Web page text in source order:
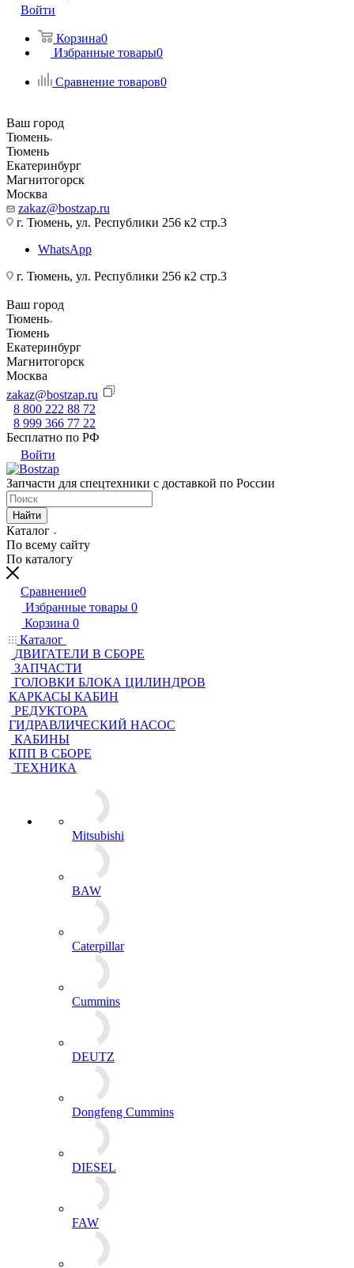
Войти
Корзина0
Избранные товары0
Сравнение товаров0
Ваш город
Тюмень
Тюмень
Екатеринбург
Магнитогорск
Москва
zakaz@bostzap.ru
г. Тюмень, ул. Республики 256 к2 стр.3
WhatsApp
г. Тюмень, ул. Республики 256 к2 стр.3
Ваш город
Тюмень
Тюмень
Екатеринбург
Магнитогорск
Москва
zakaz@bostzap.ru
8 800 222 88 72
8 999 366 77 22
Бесплатно по РФ
Войти
Запчасти для спецтехники с доставкой по России
Найти
Каталог
По всему сайту
По каталогу
Сравнение0
Избранные товары 0
Корзина 0
Каталог
ДВИГАТЕЛИ В СБОРЕ
ЗАПЧАСТИ
ГОЛОВКИ БЛОКА ЦИЛИНДРОВ
КАРКАСЫ КАБИН
РЕДУКТОРА
ГИДРАВЛИЧЕСКИЙ НАСОС
КАБИНЫ
КПП В СБОРЕ
ТЕХНИКА
Mitsubishi
BAW
Caterpillar
Cummins
DEUTZ
Dongfeng Cummins
DIESEL
FAW